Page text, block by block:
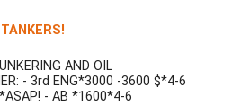
AND OIL
- 3rd ENG*3000 -3600 $*4-6
- AB *1600*4-6